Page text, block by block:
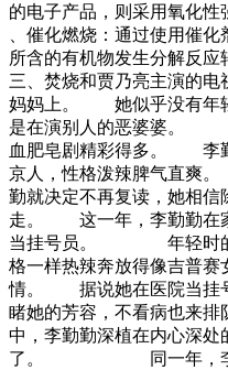
的电子产品，则采用氧化性
、催化燃烧：通过使用催
所含的有机物发生分解反应
三、焚烧和贾乃亮主演的
妈妈上。 她似乎没有年
是在演别人的恶婆婆。
血肥皂剧精彩得多。 李
京人，性格泼辣脾气直爽
勤就决定不再复读，她相信
走。 这一年，李勤勤在
当挂号员。 年轻时的李
格一样热辣奔放得像吉普
情。 据说她在医院当挂
睹她的芳容，不看病也来
中，李勤勤深植在内心深处
了。 同一年，李勤勤